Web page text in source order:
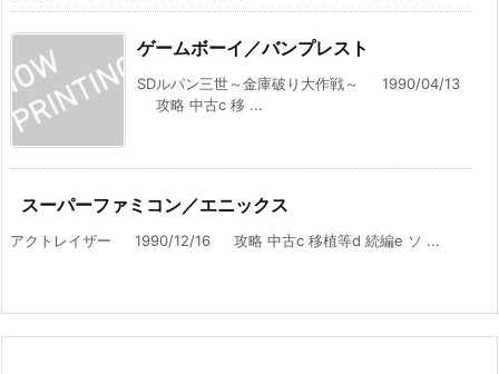
ゲームボーイ／バンプレスト
SDルパン三世～金庫破り大作戦～ 1990/04/13
攻略 中古c 移 ...
スーパーファミコン／エニックス
アクトレイザー 1990/12/16 攻略 中古c 移植等d 続編e ソ ...